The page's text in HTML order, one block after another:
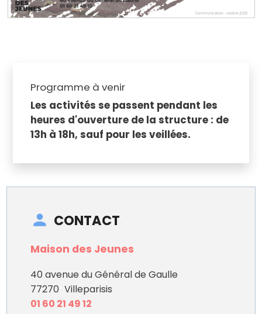
Programme à venir
Les activités se passent pendant les
heures d'ouverture de la structure : de
13h à 18h, sauf pour les veillées.
CONTACT
Maison des Jeunes
40 avenue du Général de Gaulle
77270 Villeparisis
01 60 21 49 12